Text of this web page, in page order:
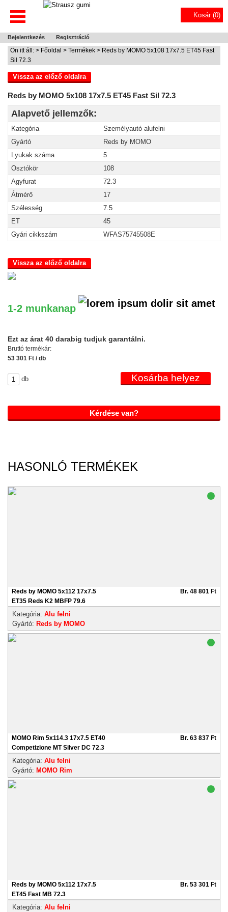
Kosár (0)
Bejelentkezés Regisztráció
Ön itt áll: > Főoldal > Termékek > Reds by MOMO 5x108 17x7.5 ET45 Fast
Sil 72.3
Vissza az előző oldalra
Reds by MOMO 5x108 17x7.5 ET45 Fast Sil 72.3
Alapvető jellemzők:
Kategória
Személyautó alufelni
Gyártó
Reds by MOMO
Lyukak száma
5
Osztókör
108
Agyfurat
72.3
Átmérő
17
Szélesség
7.5
ET
45
Gyári cikkszám
WFAS75745508E
Vissza az előző oldalra
1-2 munkanap
Ezt az árat 40 darabig tudjuk garantálni.
Bruttó termékár:
53 301 Ft / db
db
Kérdése van?
HASONLÓ TERMÉKEK
Reds by MOMO 5x112 17x7.5
ET35 Reds K2 MBFP 79.6
Br. 48 801 Ft
Kategória: Alu felni
Gyártó: Reds by MOMO
MOMO Rim 5x114.3 17x7.5 ET40
Competizione MT Silver DC 72.3
Br. 63 837 Ft
Kategória: Alu felni
Gyártó: MOMO Rim
Reds by MOMO 5x112 17x7.5
ET45 Fast MB 72.3
Br. 53 301 Ft
Kategória: Alu felni